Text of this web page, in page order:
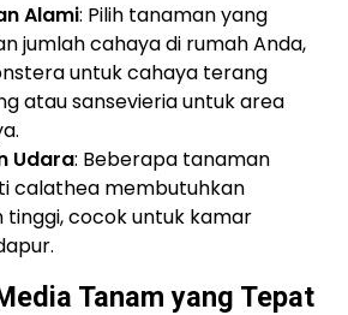
Alami: Pilih tanaman yang
jumlah cahaya di rumah Anda,
untuk cahaya terang
atau sansevieria untuk area
Udara: Beberapa tanaman
calathea membutuhkan
cocok untuk kamar
Tanam yang Tepat